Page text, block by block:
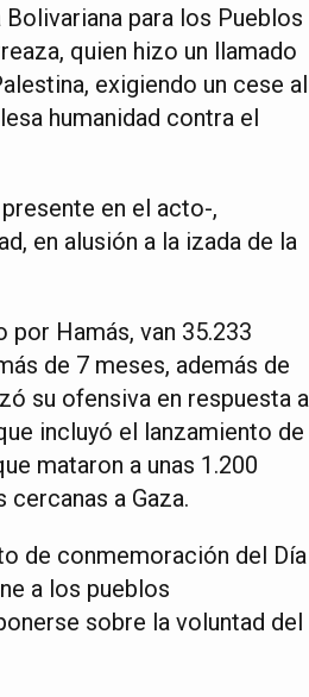
para los Pueblos
quien hizo un llamado
exigiendo un cese al
humanidad contra el
en el acto-,
en alusión a la izada de la
Hamás, van 35.233
de 7 meses, además de
su ofensiva en respuesta a
incluyó el lanzamiento de
mataron a unas 1.200
a Gaza.
de conmemoración del Día
a los pueblos
sobre la voluntad del